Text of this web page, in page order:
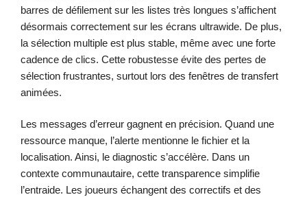
barres de défilement sur les listes très longues s’affichent
désormais correctement sur les écrans ultrawide. De plus,
la sélection multiple est plus stable, même avec une forte
cadence de clics. Cette robustesse évite des pertes de
sélection frustrantes, surtout lors des fenêtres de transfert
animées.
Les messages d’erreur gagnent en précision. Quand une
ressource manque, l’alerte mentionne le fichier et la
localisation. Ainsi, le diagnostic s’accélère. Dans un
contexte communautaire, cette transparence simplifie
l’entraide. Les joueurs échangent des correctifs et des